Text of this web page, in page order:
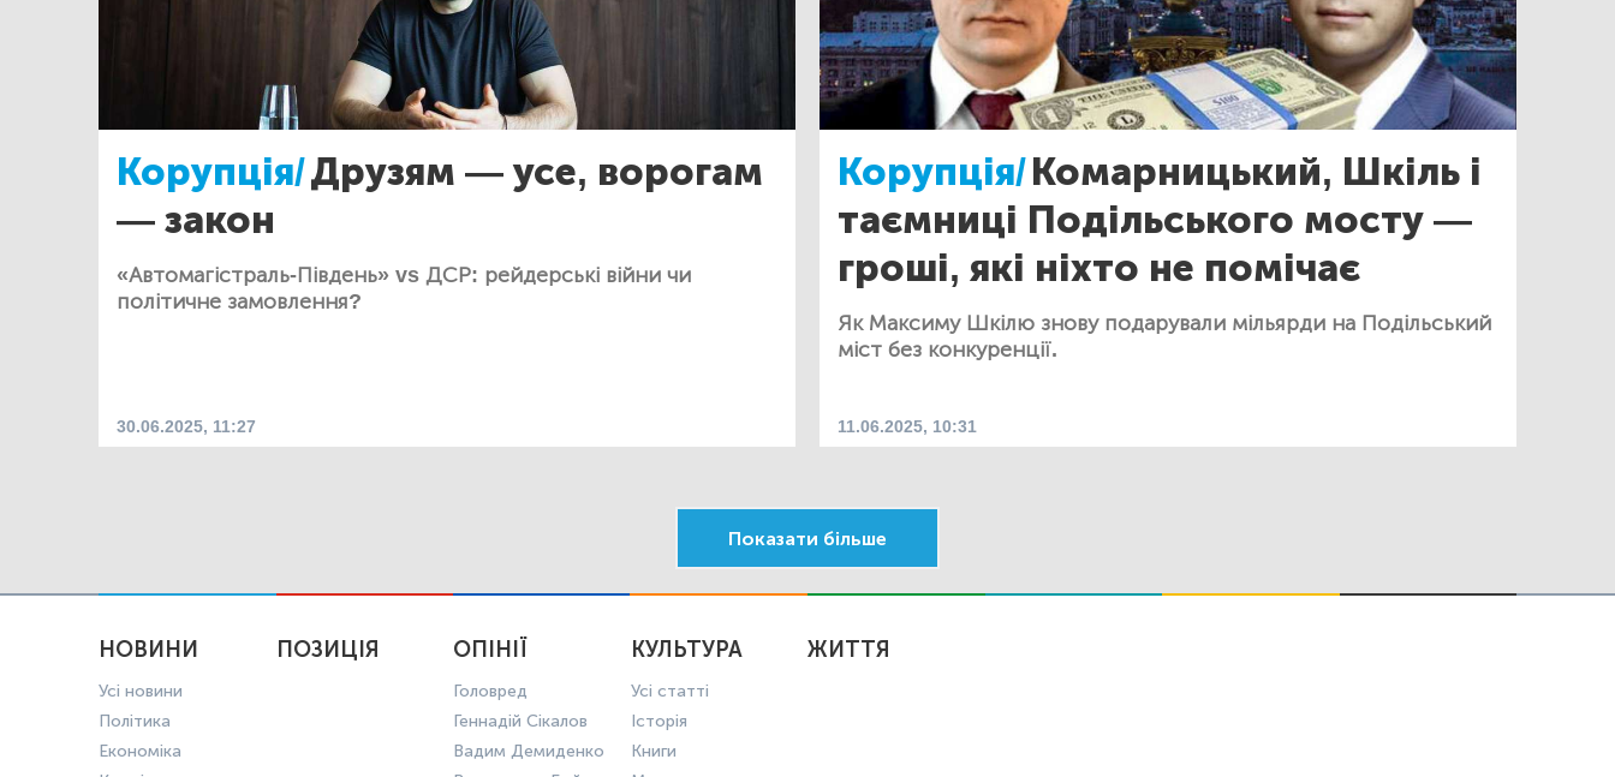
Корупція/Друзям — усе, ворогам
— закон
«Автомагістраль-Південь» vs ДСР: рейдерські війни чи
політичне замовлення?
30.06.2025, 11:27
Корупція/Комарницький, Шкіль і
таємниці Подільського мосту —
гроші, які ніхто не помічає
Як Максиму Шкілю знову подарували мільярди на Подільський
міст без конкуренції.
11.06.2025, 10:31
Показати більше
НОВИНИ
Усі новини
Політика
Економіка
ПОЗИЦІЯ ОПІНІЇ
Головред
Геннадій Сікалов
Вадим Демиденко
КУЛЬТУРА
Усі статті
Історія
Книги
ЖИТТЯ